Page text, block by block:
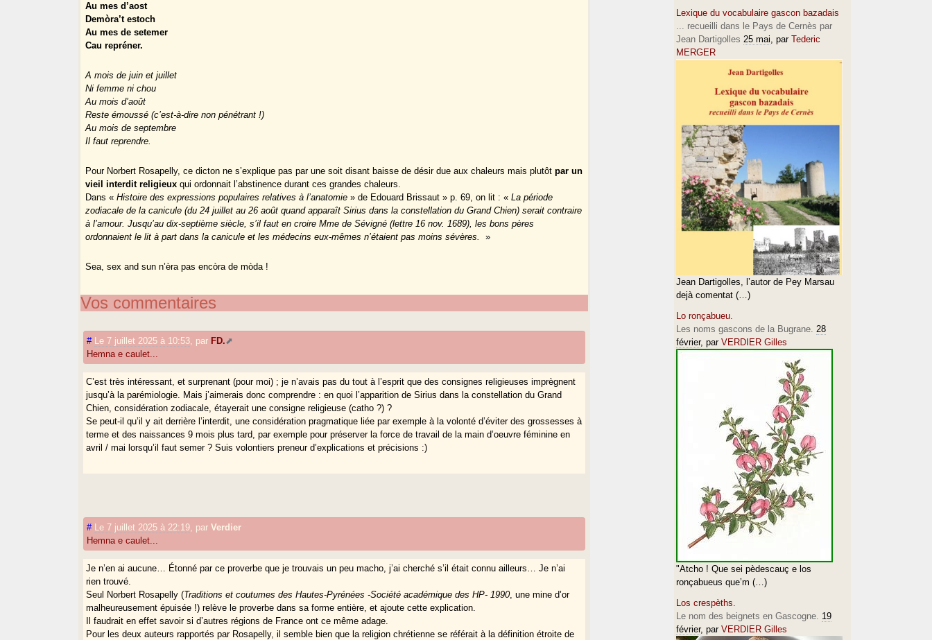
Au mes d’aost
Demòra’t estoch
Au mes de setemer
Cau repréner.
A mois de juin et juillet
Ni femme ni chou
Au mois d’août
Reste émoussé (c’est-à-dire non pénétrant !)
Au mois de septembre
Il faut reprendre.
Pour Norbert Rosapelly, ce dicton ne s’explique pas par une soit disant baisse de désir due aux chaleurs mais plutôtpar un
vieil interdit religieux qui ordonnait l’abstinence durant ces grandes chaleurs.
Dans «Histoire des expressions populaires relatives à l’anatomie » de Edouard Brissaut » p. 69, on lit : «La période
zodiacale de la canicule (du 24 juillet au 26 août quand apparaît Sirius dans la constellation du Grand Chien) serait contraire
à l’amour. Jusqu’au dix-septième siècle, s’il faut en croire Mme de Sévigné (lettre 16 nov. 1689), les bons pères
ordonnaient le lit à part dans la canicule et les médecins eux-mêmes n’étaient pas moins sévères.
»
Sea, sex and sun n’èra pas encòra de mòda !
Vos commentaires
# Le 7 juillet 2025 à 10:53 par FD.
Hemna e caulet...
C’est très intéressant, et surprenant (pour moi) ; je n’avais pas du tout à l’esprit que des consignes religieuses imprègnent
jusqu’à la parémiologie. Mais j’aimerais donc comprendre : en quoi l’apparition de Sirius dans la constellation du Grand
Chien, considération zodiacale, étayerait une consigne religieuse (catho ?) ?
Se peut-il qu’il y ait derrière l’interdit, une considération pragmatique liée par exemple à la volonté d’éviter des grossesses à
terme et des naissances 9 mois plus tard, par exemple pour préserver la force de travail de la main d’oeuvre féminine en
avril / mai lorsqu’il faut semer ? Suis volontiers preneur d’explications et précisions :)
# Le 7 juillet 2025 à 22:19 parVerdier
Hemna e caulet...
Je n’en ai aucune… Étonné par ce proverbe que je trouvais un peu macho, j’ai cherché s’il était connu ailleurs… Je n’ai
rien trouvé.
Seul Norbert Rosapelly (Traditions et coutumes des Hautes-Pyrénées -Société académique des HP- 1990, une mine d’or
malheureusement épuisée !) relève le proverbe dans sa forme entière, et ajoute cette explication.
Il faudrait en effet savoir si d’autres régions de France ont ce même adage.
Pour les deux auteurs rapportés par Rosapelly, il semble bien que la religion chrétienne se référait à la définition étroite de
Lexique du vocabulaire gascon bazadais
... recueilli dans le Pays de Cernès par
Jean Dartigolles 25 mai, par Tederic
MERGER
Jean Dartigolles, l’autor de Pey Marsau
dejà comentat (…)
Lo ronçabueu.
Les noms gascons de la Bugrane. 28
février, par VERDIER Gilles
"Atcho ! Que sei pèdescauç e los
ronçabueus que’m (…)
Los crespèths.
Le nom des beignets en Gascogne. 19
février, par VERDIER Gilles